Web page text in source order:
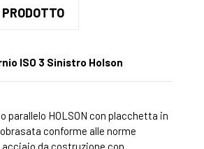
ISO 3 Sinistro Holson
parallelo HOLSON con placchetta in
conforme alle norme
acciaio da costruzione con